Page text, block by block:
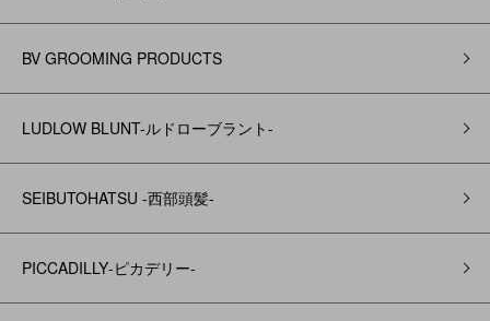
BV GROOMING PRODUCTS
LUDLOW BLUNT-ルドローブラント-
SEIBUTOHATSU -西部頭髪‐
PICCADILLY‐ピカデリー‐